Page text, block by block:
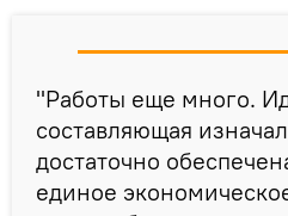
"Работы еще много.
составляющая
достаточно
единое